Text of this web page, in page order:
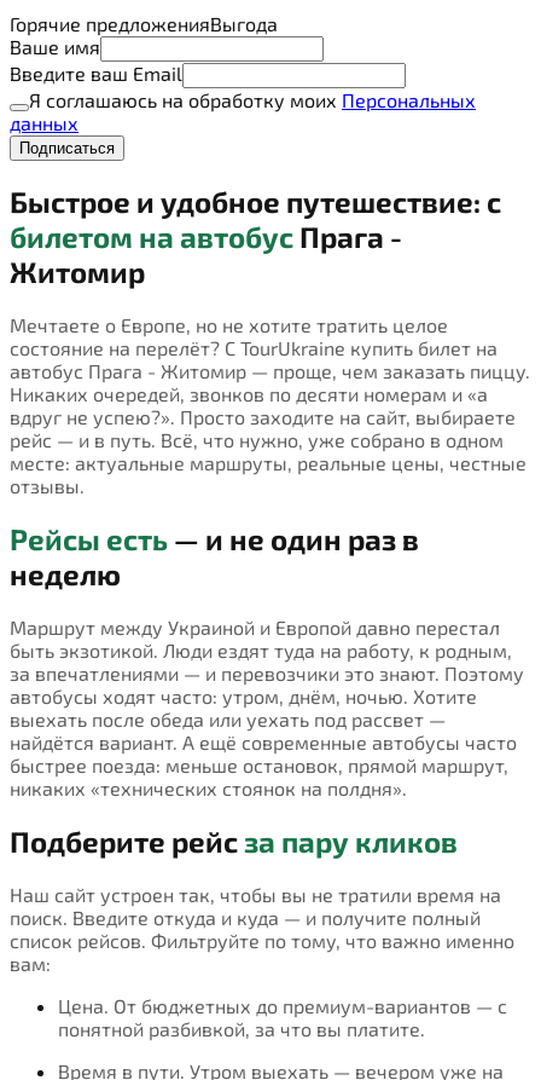
Горячие предложенияВыгода
Ваше имя
Введите ваш Email
Я соглашаюсь на обработку моих Персональных
данных
Подписаться
Быстрое и удобное путешествие: с
билетом на автобус Прага -
Житомир
Мечтаете о Европе, но не хотите тратить целое
состояние на перелёт? С TourUkraine купить билет на
автобус Прага - Житомир — проще, чем заказать пиццу.
Никаких очередей, звонков по десяти номерам и «а
вдруг не успею?». Просто заходите на сайт, выбираете
рейс — и в путь. Всё, что нужно, уже собрано в одном
месте: актуальные маршруты, реальные цены, честные
отзывы.
Рейсы есть — и не один раз в
неделю
Маршрут между Украиной и Европой давно перестал
быть экзотикой. Люди ездят туда на работу, к родным,
за впечатлениями — и перевозчики это знают. Поэтому
автобусы ходят часто: утром, днём, ночью. Хотите
выехать после обеда или уехать под рассвет —
найдётся вариант. А ещё современные автобусы часто
быстрее поезда: меньше остановок, прямой маршрут,
никаких «технических стоянок на полдня».
Подберите рейсза пару кликов
Наш сайт устроен так, чтобы вы не тратили время на
поиск. Введите откуда и куда — и получите полный
список рейсов. Фильтруйте по тому, что важно именно
вам:
Цена. От бюджетных до премиум-вариантов — с
понятной разбивкой, за что вы платите.
Время в пути. Утром выехать — вечером уже на